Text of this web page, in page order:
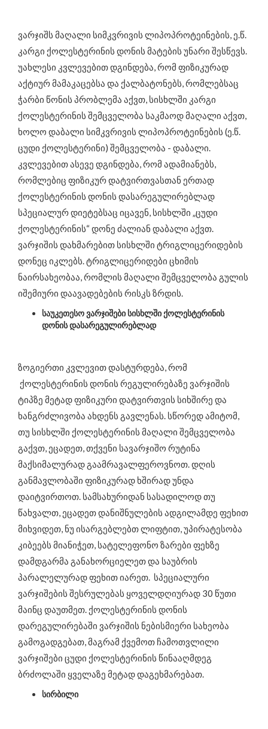
ვარჯიშს მაღალი სიმკვრივის ლიპოპროტეინების, ე.წ.
კარგი ქოლესტერინის დონის მატების უნარი შესწევს.
უახლესი კვლევებით დგინდება, რომ ფიზიკურად
აქტიურ მამაკაცებსა და ქალბატონებს, რომლებსაც
ჭარბი წონის პრობლემა აქვთ, სისხლში კარგი
ქოლესტერინის შემცველობა საკმაოდ მაღალი აქვთ,
ხოლო დაბალი სიმკვრივის ლიპოპროტეინების (ე.წ.
ცუდი ქოლესტერინი) შემცველობა - დაბალი.
კვლევებით ასევე დგინდება, რომ ადამიანებს,
რომლებიც ფიზიკურ დატვირთვასთან ერთად
ქოლესტერინის დონის დასარეგულირებლად
სპეციალურ დიეტებსაც იცავენ, სისხლში „ცუდი
ქოლესტერინის“ დონე ძალიან დაბალი აქვთ.
ვარჯიშის დახმარებით სისხლში ტრიგლიცერიდების
დონეც იკლებს. ტრიგლიცერიდები ცხიმის
ნაირსახეობაა, რომლის მაღალი შემცველობა გულის
იშემიური დაავადებების რისკს ზრდის.
საუკეთესო ვარჯიშები სისხლში ქოლესტერინის
დონის დასარეგულირებლად
ზოგიერთი კვლევით დასტურდება, რომ
ქოლესტერინის დონის რეგულირებაზე ვარჯიშის
ტიპზე მეტად ფიზიკური დატვირთვის სიხშირე და
ხანგრძლივობა ახდენს გავლენას. სწორედ ამიტომ,
თუ სისხლში ქოლესტერინის მაღალი შემცველობა
გაქვთ, ეცადეთ, თქვენი სავარჯიშო რუტინა
მაქსიმალურად გაამრავალფეროვნოთ. დღის
განმავლობაში ფიზიკურად ხშირად უნდა
დაიტვირთოთ. სამსახურიდან სასადილოდ თუ
წახვალთ, ეცადეთ დანიშნულების ადგილამდე ფეხით
მიხვიდეთ, ნუ ისარგებლებთ ლიფტით, უპირატესობა
კიბეებს მიანიჭეთ, სატელეფონო ზარები ფეხზე
დამდგარმა განახორციელეთ და საუბრის
პარალელურად ფეხით იარეთ. სპეციალური
ვარჯიშების შესრულებას ყოველდღიურად 30 წუთი
მაინც დაუთმეთ. ქოლესტერინის დონის
დარეგულირებაში ვარჯიშის ნებისმიერი სახეობა
გამოგადგებათ, მაგრამ ქვემოთ ჩამოთვლილი
ვარჯიშები ცუდი ქოლესტერინის წინააღმდეგ
ბრძოლაში ყველაზე მეტად დაგეხმარებათ.
სირბილი